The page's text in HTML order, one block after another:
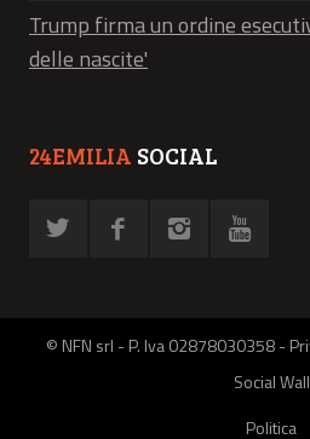
Trump firma un ordine
delle nascite'
24EMILIA SOCIAL
© NFN srl - P. Iva 02878030358 -
Social Wall
Politica